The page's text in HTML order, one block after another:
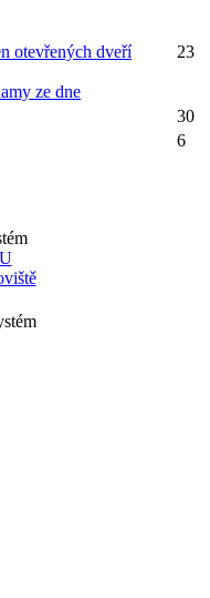
otevřených dveří
ze dne
23
30
6